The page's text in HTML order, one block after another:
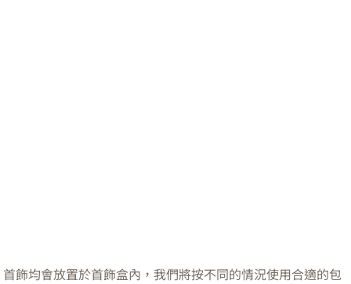
首飾均會放置於首飾盒內，我們將按不同的情況使用合適的包